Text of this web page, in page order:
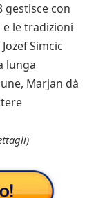
gestisce con
le tradizioni
Simcic
lunga
Marjan dà
)